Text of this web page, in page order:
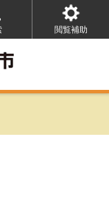
を
開
く
閲覧補助
を